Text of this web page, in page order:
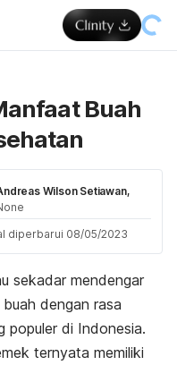
Buah
Wilson Setiawan,
diperbarui 08/05/2023
sekadar mendengar
dengan rasa
populer di Indonesia.
ternyata memiliki